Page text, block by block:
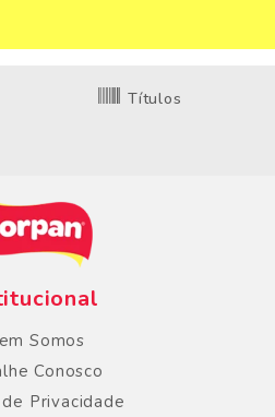
Títulos
Somos
Conosco
Privacidade